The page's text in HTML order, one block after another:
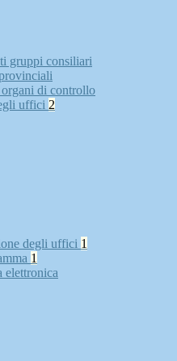
gruppi consiliari
di controllo
uffici 2
degli uffici 1
1
elettronica